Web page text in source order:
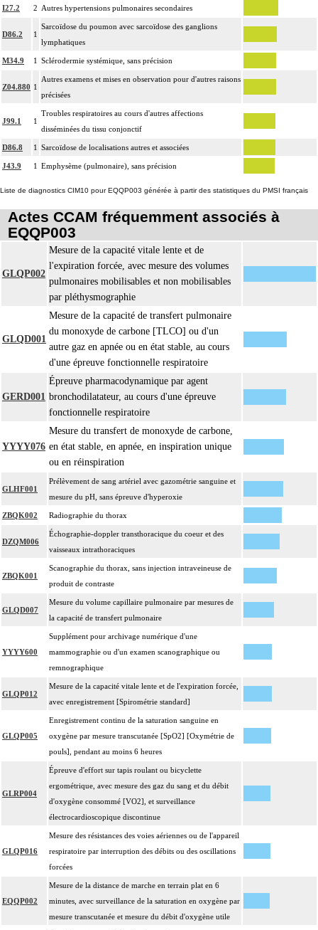
I27.2 2 Autres hypertensions pulmonaires secondaires
D86.2 1
Sarcoïdose du poumon avec sarcoïdose des ganglions
lymphatiques
M34.9 1 Sclérodermie systémique, sans précision
Z04.880 1
Autres examens et mises en observation pour d'autres raisons
précisées
J99.1 1
Troubles respiratoires au cours d'autres affections
disséminées du tissu conjonctif
D86.8 1 Sarcoïdose de localisations autres et associées
J43.9 1 Emphysème (pulmonaire), sans précision
Liste de diagnostics CIM10 pour EQQP003 générée à partir des statistiques du PMSI français
Actes CCAM fréquemment associés à
EQQP003
GLQP002
Mesure de la capacité vitale lente et de
l'expiration forcée, avec mesure des volumes
pulmonaires mobilisables et non mobilisables
par pléthysmographie
GLQD001
Mesure de la capacité de transfert pulmonaire
du monoxyde de carbone [TLCO] ou d'un
autre gaz en apnée ou en état stable, au cours
d'une épreuve fonctionnelle respiratoire
GERD001
Épreuve pharmacodynamique par agent
bronchodilatateur, au cours d'une épreuve
fonctionnelle respiratoire
YYYY076
Mesure du transfert de monoxyde de carbone,
en état stable, en apnée, en inspiration unique
ou en réinspiration
GLHF001
Prélèvement de sang artériel avec gazométrie sanguine et
mesure du pH, sans épreuve d'hyperoxie
ZBQK002 Radiographie du thorax
DZQM006
Échographie-doppler transthoracique du coeur et des
vaisseaux intrathoraciques
ZBQK001
Scanographie du thorax, sans injection intraveineuse de
produit de contraste
GLQD007
Mesure du volume capillaire pulmonaire par mesures de
la capacité de transfert pulmonaire
YYYY600
Supplément pour archivage numérique d'une
mammographie ou d'un examen scanographique ou
remnographique
GLQP012
Mesure de la capacité vitale lente et de l'expiration forcée,
avec enregistrement [Spirométrie standard]
GLQP005
Enregistrement continu de la saturation sanguine en
oxygène par mesure transcutanée [SpO2] [Oxymétrie de
pouls], pendant au moins 6 heures
GLRP004
Épreuve d'effort sur tapis roulant ou bicyclette
ergométrique, avec mesure des gaz du sang et du débit
d'oxygène consommé [VO2], et surveillance
électrocardioscopique discontinue
GLQP016
Mesure des résistances des voies aériennes ou de l'appareil
respiratoire par interruption des débits ou des oscillations
forcées
EQQP002
Mesure de la distance de marche en terrain plat en 6
minutes, avec surveillance de la saturation en oxygène par
mesure transcutanée et mesure du débit d'oxygène utile